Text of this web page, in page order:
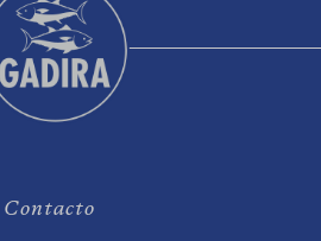
Contacto